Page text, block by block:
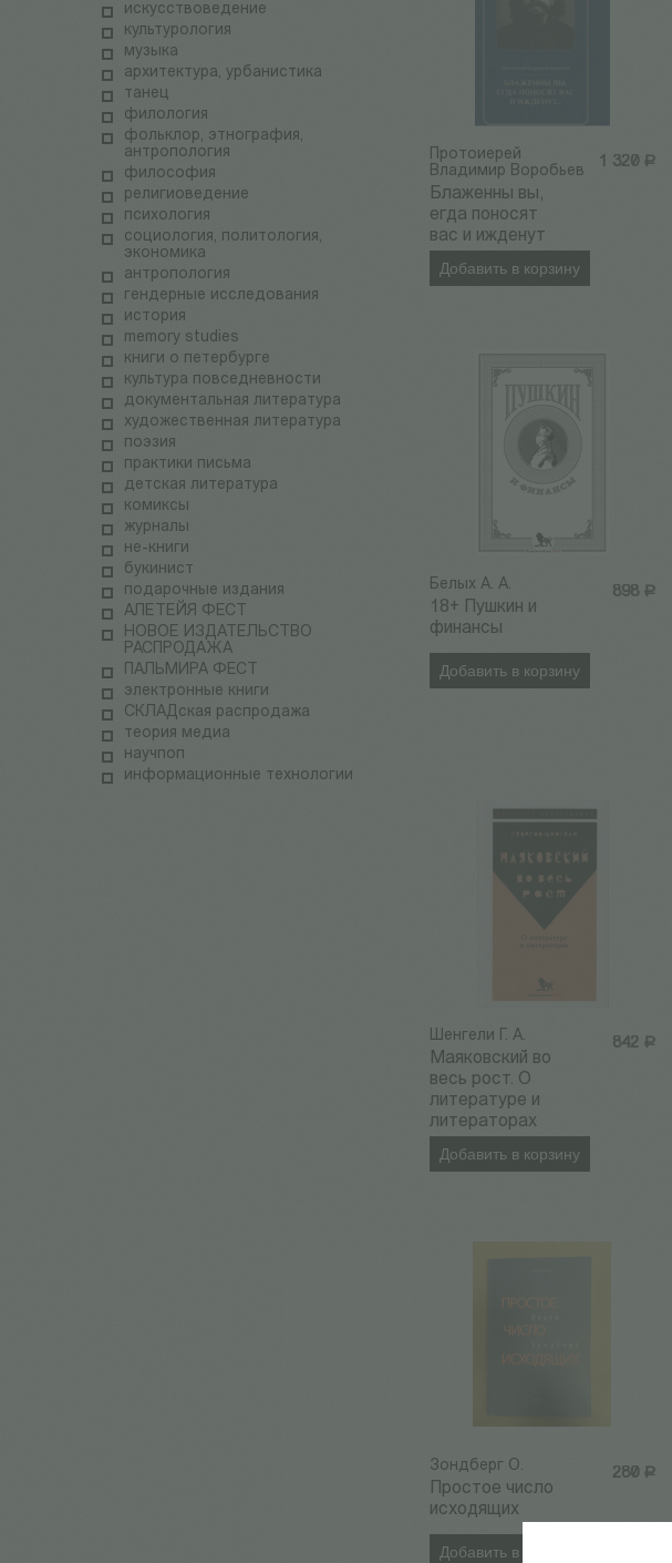
искусствоведение
культурология
музыка
архитектура, урбанистика
танец
филология
фольклор, этнография,
антропология
философия
религиоведение
психология
социология, политология,
экономика
антропология
гендерные исследования
история
memory studies
книги о петербурге
культура повседневности
документальная литература
художественная литература
поэзия
практики письма
детская литература
комиксы
журналы
не-книги
букинист
подарочные издания
АЛЕТЕЙЯ ФЕСТ
НОВОЕ ИЗДАТЕЛЬСТВО
РАСПРОДАЖА
ПАЛЬМИРА ФЕСТ
электронные книги
СКЛАДская распродажа
теория медиа
научпоп
информационные технологии
1 320 Р
Протоиерей
Владимир Воробьев
Блаженны вы,
егда поносят
вас и ижденут
Добавить в корзину
898 Р
Белых А. А.
18+ Пушкин и
финансы
Добавить в корзину
842 Р
Шенгели Г. А.
Маяковский во
весь рост. О
литературе и
литераторах
Добавить в корзину
280 Р
Зондберг О.
Простое число
исходящих
Добавить в корзину